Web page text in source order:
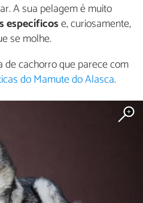
A sua pelagem é muito
específicose, curiosamente,
se molhe.
de cachorro que parece com
do Mamute do Alasca.